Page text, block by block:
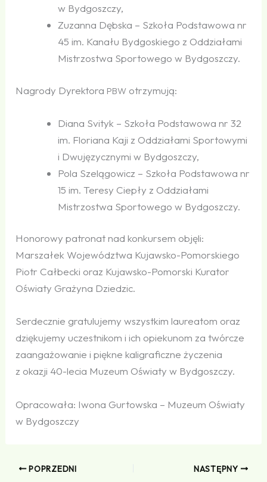
w Bydgoszczy,
Zuzanna Dębska – Szkoła Podstawowa nr
45 im. Kanału Bydgoskiego z Oddziałami
Mistrzostwa Sportowego w Bydgoszczy.
Nagrody Dyrektora PBW otrzymują:
Diana Svityk – Szkoła Podstawowa nr 32
im. Floriana Kaji z Oddziałami Sportowymi
i Dwujęzycznymi w Bydgoszczy,
Pola Szelągowicz – Szkoła Podstawowa nr
15 im. Teresy Ciepły z Oddziałami
Mistrzostwa Sportowego w Bydgoszczy.
Honorowy patronat nad konkursem objęli:
Marszałek Województwa Kujawsko-Pomorskiego
Piotr Całbecki oraz Kujawsko-Pomorski Kurator
Oświaty Grażyna Dziedzic.
Serdecznie gratulujemy wszystkim laureatom oraz
dziękujemy uczestnikom i ich opiekunom za twórcze
zaangażowanie i piękne kaligraficzne życzenia
z okazji 40-lecia Muzeum Oświaty w Bydgoszczy.
Opracowała: Iwona Gurtowska – Muzeum Oświaty
w Bydgoszczy
POPRZEDNI NASTĘPNY